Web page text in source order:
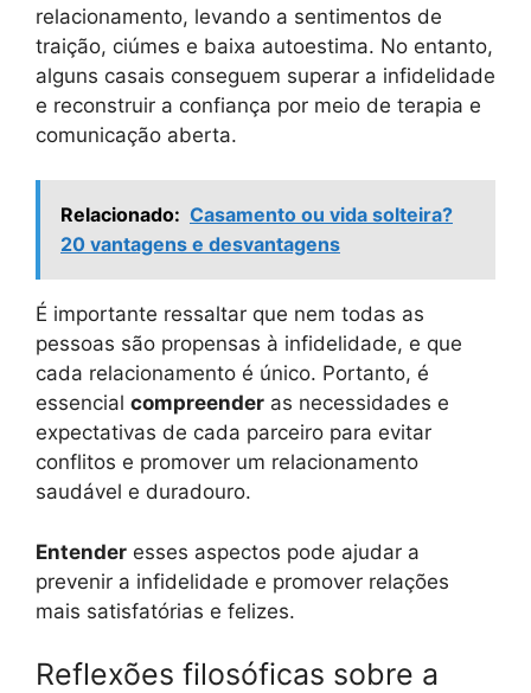
relacionamento, levando a sentimentos de
traição, ciúmes e baixa autoestima. No entanto,
alguns casais conseguem superar a infidelidade
e reconstruir a confiança por meio de terapia e
comunicação aberta.
Relacionado: Casamento ou vida solteira?
20 vantagens e desvantagens
É importante ressaltar que nem todas as
pessoas são propensas à infidelidade, e que
cada relacionamento é único. Portanto, é
essencial compreender as necessidades e
expectativas de cada parceiro para evitar
conflitos e promover um relacionamento
saudável e duradouro.
Entender esses aspectos pode ajudar a
prevenir a infidelidade e promover relações
mais satisfatórias e felizes.
Reflexões filosóficas sobre a